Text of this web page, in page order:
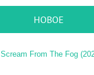
НОВОЕ
Scream From The Fog